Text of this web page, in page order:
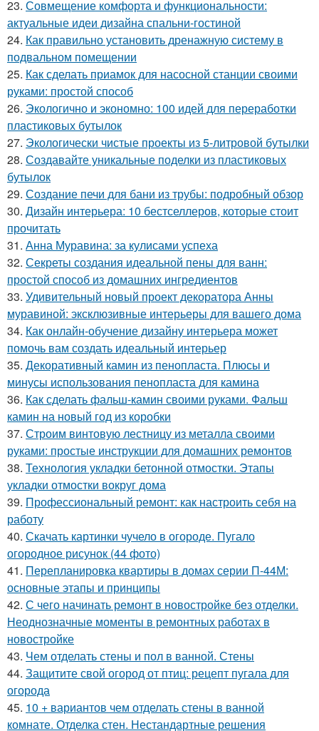
23. Совмещение комфорта и функциональности:
актуальные идеи дизайна спальни-гостиной
24. Как правильно установить дренажную систему в
подвальном помещении
25. Как сделать приамок для насосной станции своими
руками: простой способ
26. Экологично и экономно: 100 идей для переработки
пластиковых бутылок
27. Экологически чистые проекты из 5-литровой бутылки
28. Создавайте уникальные поделки из пластиковых
бутылок
29. Создание печи для бани из трубы: подробный обзор
30. Дизайн интерьера: 10 бестселлеров, которые стоит
прочитать
31. Анна Муравина: за кулисами успеха
32. Секреты создания идеальной пены для ванн:
простой способ из домашних ингредиентов
33. Удивительный новый проект декоратора Анны
муравиной: эксклюзивные интерьеры для вашего дома
34. Как онлайн-обучение дизайну интерьера может
помочь вам создать идеальный интерьер
35. Декоративный камин из пенопласта. Плюсы и
минусы использования пенопласта для камина
36. Как сделать фальш-камин своими руками. Фальш
камин на новый год из коробки
37. Строим винтовую лестницу из металла своими
руками: простые инструкции для домашних ремонтов
38. Технология укладки бетонной отмостки. Этапы
укладки отмостки вокруг дома
39. Профессиональный ремонт: как настроить себя на
работу
40. Скачать картинки чучело в огороде. Пугало
огородное рисунок (44 фото)
41. Перепланировка квартиры в домах серии П-44М:
основные этапы и принципы
42. С чего начинать ремонт в новостройке без отделки.
Неоднозначные моменты в ремонтных работах в
новостройке
43. Чем отделать стены и пол в ванной. Стены
44. Защитите свой огород от птиц: рецепт пугала для
огорода
45. 10 + вариантов чем отделать стены в ванной
комнате. Отделка стен. Нестандартные решения